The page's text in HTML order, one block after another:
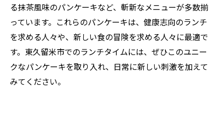
る抹茶風味のパンケーキなど、斬新なメニューが多数揃
っています。これらのパンケーキは、健康志向のランチ
を求める人々や、新しい食の冒険を求める人々に最適で
す。東久留米市でのランチタイムには、ぜひこのユニー
クなパンケーキを取り入れ、日常に新しい刺激を加えて
みてください。